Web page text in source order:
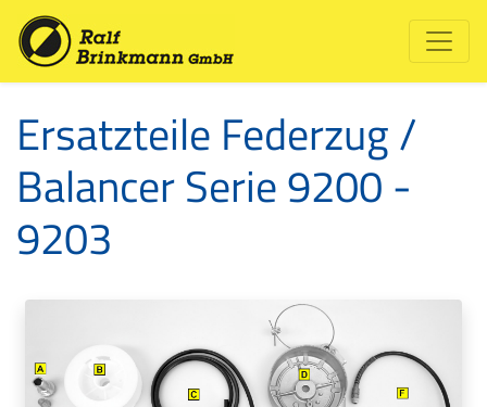
Ersatzteile Federzug /
Balancer Serie 9200 -
9203